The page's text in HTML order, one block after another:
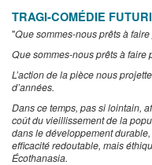
TRAGI-COMÉDIE
"Que sommes-nous prêts à
Que sommes-nous prêts à faire
L’action de la pièce nous
d’années.
Dans ce temps, pas si lointain,
coût du vieillissement de la
dans le développement durable,
efficacité redoutable, mais
Écothanasia.